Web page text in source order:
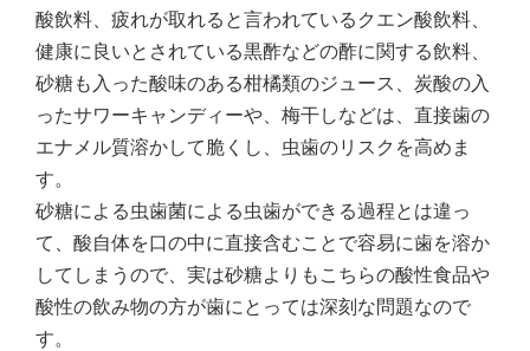
酸飲料、疲れが取れると言われているクエン酸飲料、
健康に良いとされている黒酢などの酢に関する飲料、
砂糖も入った酸味のある柑橘類のジュース、炭酸の入
ったサワーキャンディーや、梅干しなどは、直接歯の
エナメル質溶かして脆くし、虫歯のリスクを高めま
す。
砂糖による虫歯菌による虫歯ができる過程とは違っ
て、酸自体を口の中に直接含むことで容易に歯を溶か
してしまうので、実は砂糖よりもこちらの酸性食品や
酸性の飲み物の方が歯にとっては深刻な問題なので
す。